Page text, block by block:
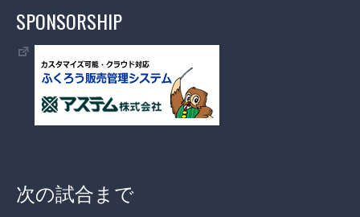
SPONSORSHIP
次の試合まで